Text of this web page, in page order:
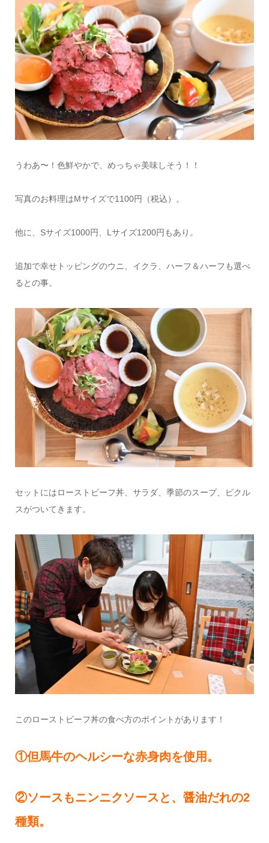
うわあ〜！色鮮やかで、めっちゃ美味しそう！！
写真のお料理はMサイズで1100円（税込）。
他に、Sサイズ1000円、Lサイズ1200円もあり。
追加で幸せトッピングのウニ、イクラ、ハーフ＆ハーフも選べ
るとの事。
セットにはローストビーフ丼、サラダ、季節のスープ、ピクル
スがついてきます。
このローストビーフ丼の食べ方のポイントがあります！
①但馬牛のヘルシーな赤身肉を使用。
②ソースもニンニクソースと、醤油だれの2
種類。